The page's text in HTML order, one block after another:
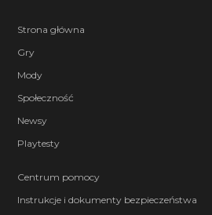
Strona główna
Gry
Mody
Społeczność
Newsy
Playtesty
Centrum pomocy
Instrukcje i dokumenty bezpieczeństwa